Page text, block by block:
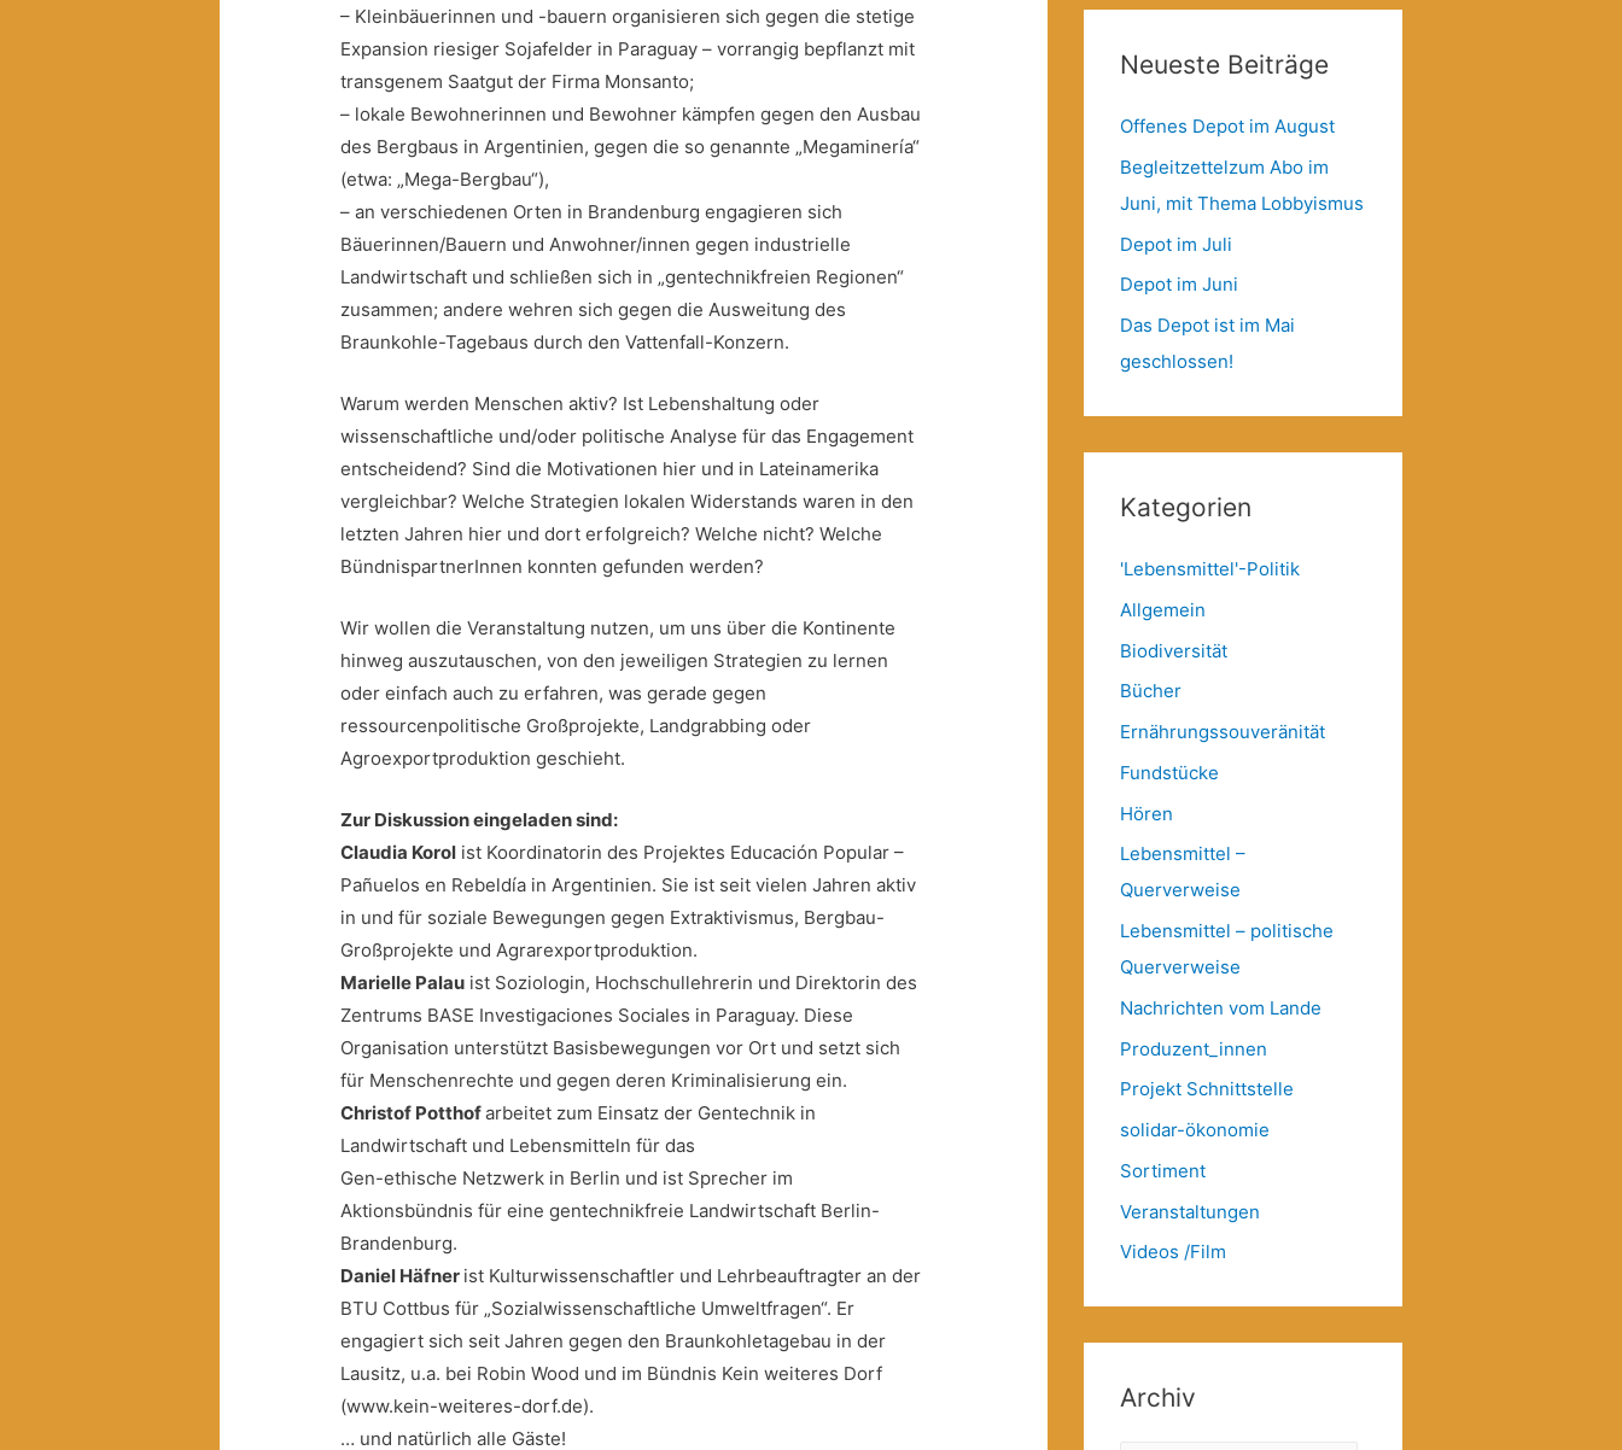
– Kleinbäuerinnen und -bauern organisieren sich gegen die stetige
Expansion riesiger Sojafelder in Paraguay – vorrangig bepflanzt mit
transgenem Saatgut der Firma Monsanto;
– lokale Bewohnerinnen und Bewohner kämpfen gegen den Ausbau
des Bergbaus in Argentinien, gegen die so genannte „Megaminería“
(etwa: „Mega-Bergbau“),
– an verschiedenen Orten in Brandenburg engagieren sich
Bäuerinnen/Bauern und Anwohner/innen gegen industrielle
Landwirtschaft und schließen sich in „gentechnikfreien Regionen“
zusammen; andere wehren sich gegen die Ausweitung des
Braunkohle-Tagebaus durch den Vattenfall-Konzern.
Warum werden Menschen aktiv? Ist Lebenshaltung oder
wissenschaftliche und/oder politische Analyse für das Engagement
entscheidend? Sind die Motivationen hier und in Lateinamerika
vergleichbar? Welche Strategien lokalen Widerstands waren in den
letzten Jahren hier und dort erfolgreich? Welche nicht? Welche
BündnispartnerInnen konnten gefunden werden?
Wir wollen die Veranstaltung nutzen, um uns über die Kontinente
hinweg auszutauschen, von den jeweiligen Strategien zu lernen
oder einfach auch zu erfahren, was gerade gegen
ressourcenpolitische Großprojekte, Landgrabbing oder
Agroexportproduktion geschieht.
Zur Diskussion eingeladen sind:
Claudia Korol ist Koordinatorin des Projektes Educación Popular –
Pañuelos en Rebeldía in Argentinien. Sie ist seit vielen Jahren aktiv
in und für soziale Bewegungen gegen Extraktivismus, Bergbau-
Großprojekte und Agrarexportproduktion.
Marielle Palau ist Soziologin, Hochschullehrerin und Direktorin des
Zentrums BASE Investigaciones Sociales in Paraguay. Diese
Organisation unterstützt Basisbewegungen vor Ort und setzt sich
für Menschenrechte und gegen deren Kriminalisierung ein.
Christof Potthofarbeitet zum Einsatz der Gentechnik in
Landwirtschaft und Lebensmitteln für das
Gen-ethische Netzwerk in Berlin und ist Sprecher im
Aktionsbündnis für eine gentechnikfreie Landwirtschaft Berlin-
Brandenburg.
Daniel Häfner ist Kulturwissenschaftler und Lehrbeauftragter an der
BTU Cottbus für „Sozialwissenschaftliche Umweltfragen“. Er
engagiert sich seit Jahren gegen den Braunkohletagebau in der
Lausitz, u.a. bei Robin Wood und im Bündnis Kein weiteres Dorf
(www.kein-weiteres-dorf.de).
… und natürlich alle Gäste!
Neueste Beiträge
Offenes Depot im August
Begleitzettelzum Abo im
Juni, mit Thema Lobbyismus
Depot im Juli
Depot im Juni
Das Depot ist im Mai
geschlossen!
Kategorien
'Lebensmittel'-Politik
Allgemein
Biodiversität
Bücher
Ernährungssouveränität
Fundstücke
Hören
Lebensmittel –
Querverweise
Lebensmittel – politische
Querverweise
Nachrichten vom Lande
Produzent_innen
Projekt Schnittstelle
solidar-ökonomie
Sortiment
Veranstaltungen
Videos /Film
Archiv